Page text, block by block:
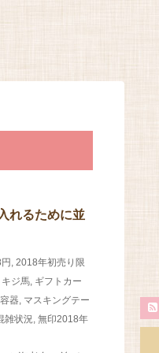
れるために並
, 2018年初売り限
キジ馬, ギフトカー
器, マスキングテー
雑状況, 無印2018年